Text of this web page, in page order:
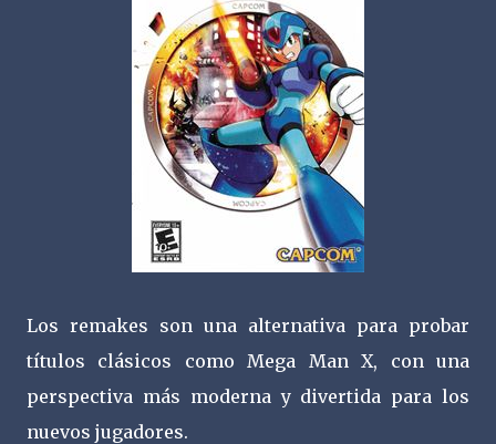
Los remakes son una alternativa para probar
títulos clásicos como Mega Man X, con una
perspectiva más moderna y divertida para los
nuevos jugadores.